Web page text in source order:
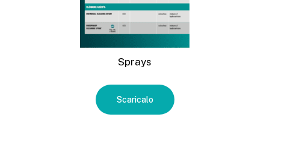
Sprays
Scaricalo